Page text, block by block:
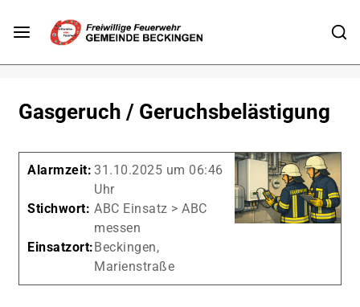
Gasgeruch / Geruchsbelästigung
Alarmzeit: 31.10.2025 um 06:46
Uhr
Stichwort: ABC Einsatz > ABC
messen
Einsatzort:Beckingen,
Marienstraße